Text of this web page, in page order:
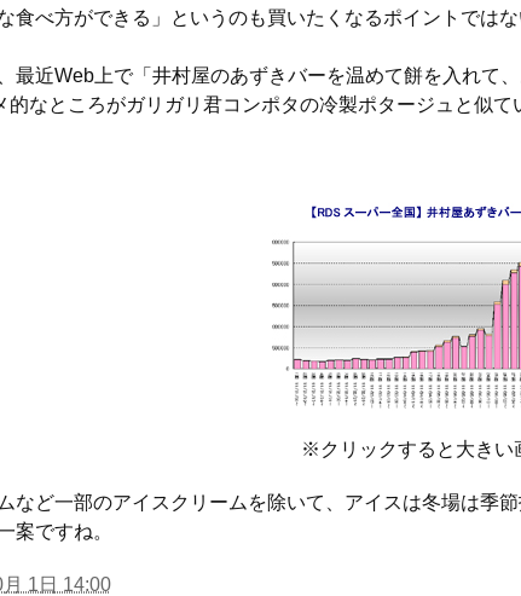
食べ方ができる」というのも買いたくなるポイントではな
最近Web上で「井村屋のあずきバーを温めて餅を入れて
的なところがガリガリ君コンポタの冷製ポタージュと似て
※クリックすると大きい
など一部のアイスクリームを除いて、アイスは冬場は季
案ですね。
1日 14:00